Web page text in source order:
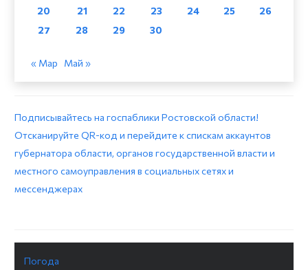
20
21 22 23 24 25
26
27
28 29 30
« Мар Май »
Подписывайтесь на госпаблики Ростовской области!
Отсканируйте QR-код и перейдите к спискам аккаунтов
губернатора области, органов государственной власти и
местного самоуправления в социальных сетях и
мессенджерах
Погода